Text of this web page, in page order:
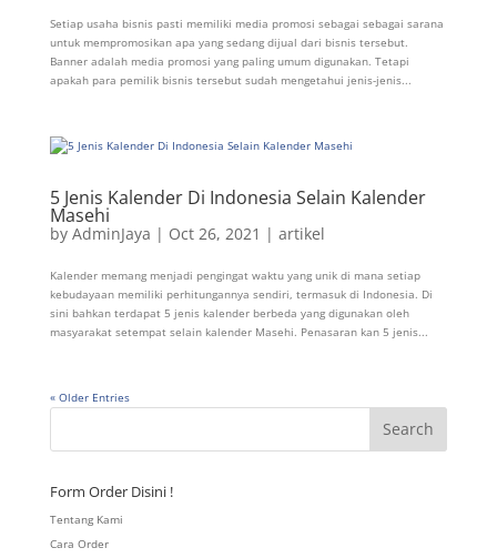
Setiap usaha bisnis pasti memiliki media promosi sebagai sebagai sarana
untuk mempromosikan apa yang sedang dijual dari bisnis tersebut.
Banner adalah media promosi yang paling umum digunakan. Tetapi
apakah para pemilik bisnis tersebut sudah mengetahui jenis-jenis...
5 Jenis Kalender Di Indonesia Selain Kalender
Masehi
by AdminJaya | Oct 26, 2021 | artikel
Kalender memang menjadi pengingat waktu yang unik di mana setiap
kebudayaan memiliki perhitungannya sendiri, termasuk di Indonesia. Di
sini bahkan terdapat 5 jenis kalender berbeda yang digunakan oleh
masyarakat setempat selain kalender Masehi. Penasaran kan 5 jenis...
« Older Entries
Form Order Disini !
Tentang Kami
Cara Order